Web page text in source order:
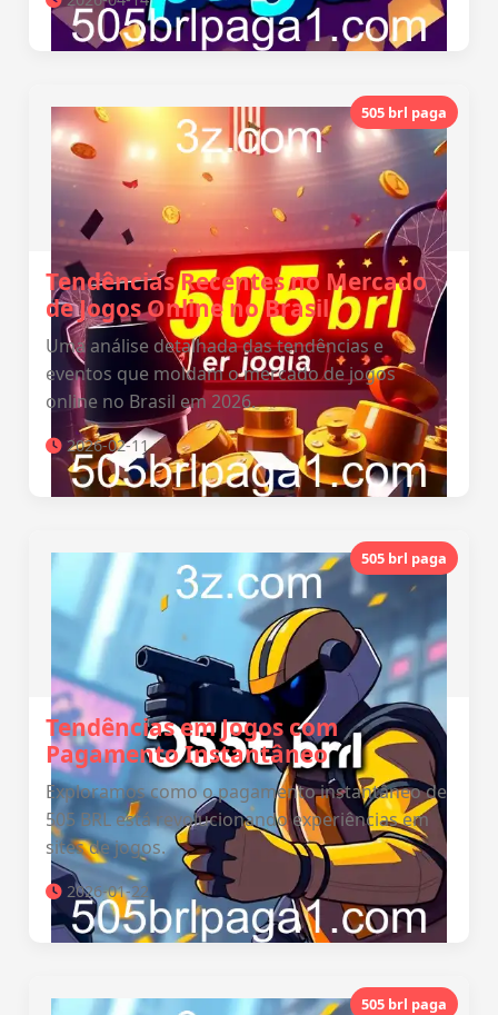
505 brl paga
Tendências Recentes no Mercado
de Jogos Online no Brasil
Uma análise detalhada das tendências e
eventos que moldam o mercado de jogos
online no Brasil em 2026.
2026-02-11
505 brl paga
Tendências em Jogos com
Pagamento Instantâneo
Exploramos como o pagamento instantâneo de
505 BRL está revolucionando experiências em
sites de jogos.
2026-01-22
505 brl paga